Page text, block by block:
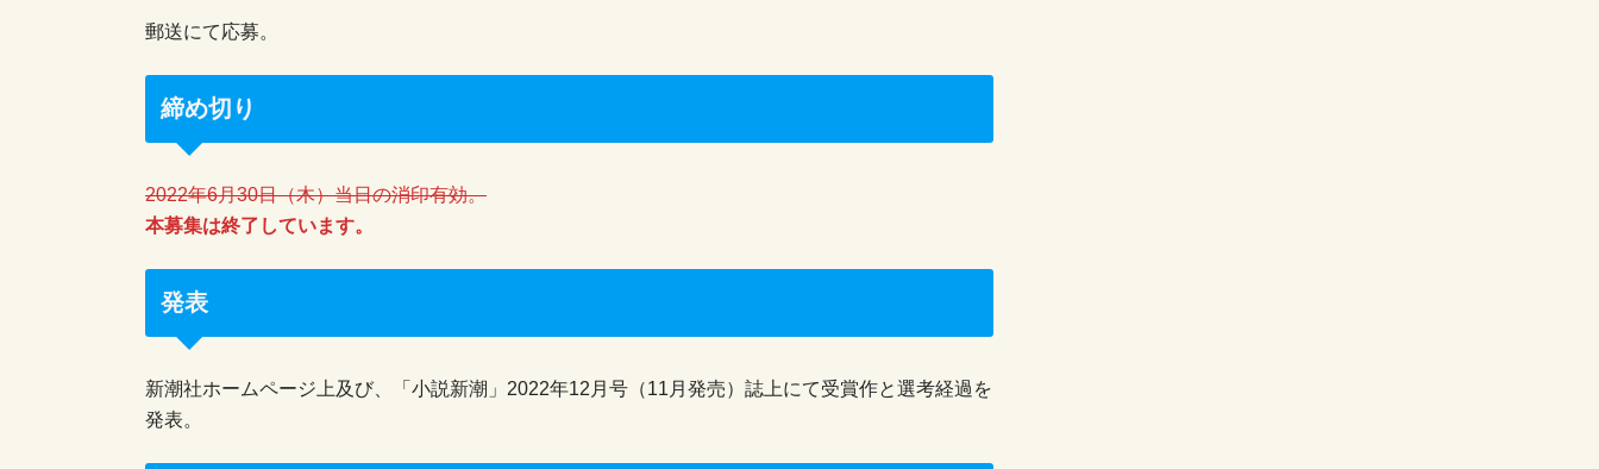
郵送にて応募。
締め切り
2022年6月30日（木）当日の消印有効。
本募集は終了しています。
発表
新潮社ホームページ上及び、「小説新潮」2022年12月号（11月発売）誌上にて受賞作と選考経過を
発表。